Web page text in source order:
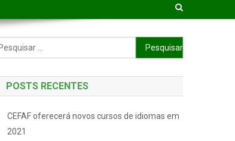
Pesquisar por:
POSTS RECENTES
CEFAF oferecerá novos cursos de idiomas em
2021